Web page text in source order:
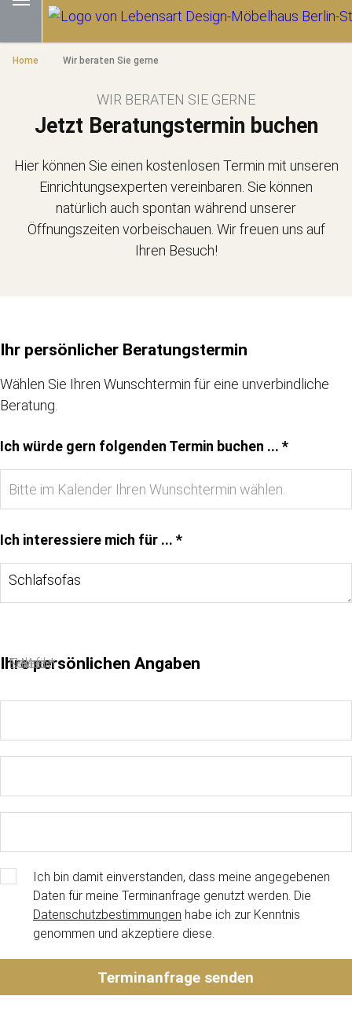
Home Wir beraten Sie gerne
Jetzt Beratungstermin buchen
WIR BERATEN SIE GERNE
Hier können Sie einen kostenlosen Termin mit unseren
Einrichtungsexperten vereinbaren. Sie können
natürlich auch spontan während unserer
Öffnungszeiten vorbeischauen. Wir freuen uns auf
Ihren Besuch!
Ihr persönlicher Beratungstermin
Wählen Sie Ihren Wunschtermin für eine unverbindliche
Beratung.
Ich würde gern folgenden Termin buchen ... *
Ich interessiere mich für ... *
Ihre persönlichen Angaben
Name *
E-Mail *
Telefon
Ich bin damit einverstanden, dass meine angegebenen
Daten für meine Terminanfrage genutzt werden. Die
Datenschutzbestimmungen habe ich zur Kenntnis
genommen und akzeptiere diese.
Terminanfrage senden